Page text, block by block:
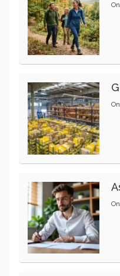
On
On
On